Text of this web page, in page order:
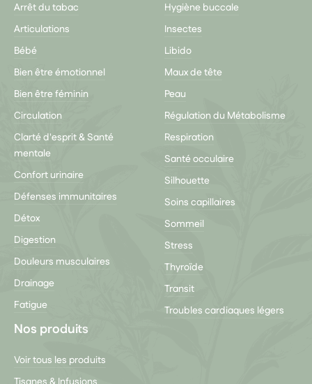
Arrêt du tabac
Articulations
Bébé
Bien être émotionnel
Bien être féminin
Circulation
Clarté d'esprit & Santé
mentale
Confort urinaire
Défenses immunitaires
Détox
Digestion
Douleurs musculaires
Drainage
Fatigue
Hygiène buccale
Insectes
Libido
Maux de tête
Peau
Régulation du Métabolisme
Respiration
Santé occulaire
Silhouette
Soins capillaires
Sommeil
Stress
Thyroïde
Transit
Troubles cardiaques légers
Nos produits
Voir tous les produits